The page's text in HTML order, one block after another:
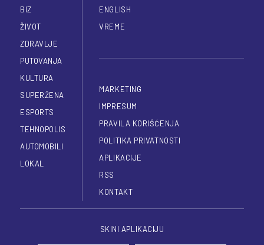
BIZ
ŽIVOT
ZDRAVLJE
PUTOVANJA
KULTURA
SUPERŽENA
ESPORTS
TEHNOPOLIS
AUTOMOBILI
LOKAL
ENGLISH
VREME
MARKETING
IMPRESUM
PRAVILA KORIŠĆENJA
POLITIKA PRIVATNOSTI
APLIKACIJE
RSS
KONTAKT
SKINI APLIKACIJU